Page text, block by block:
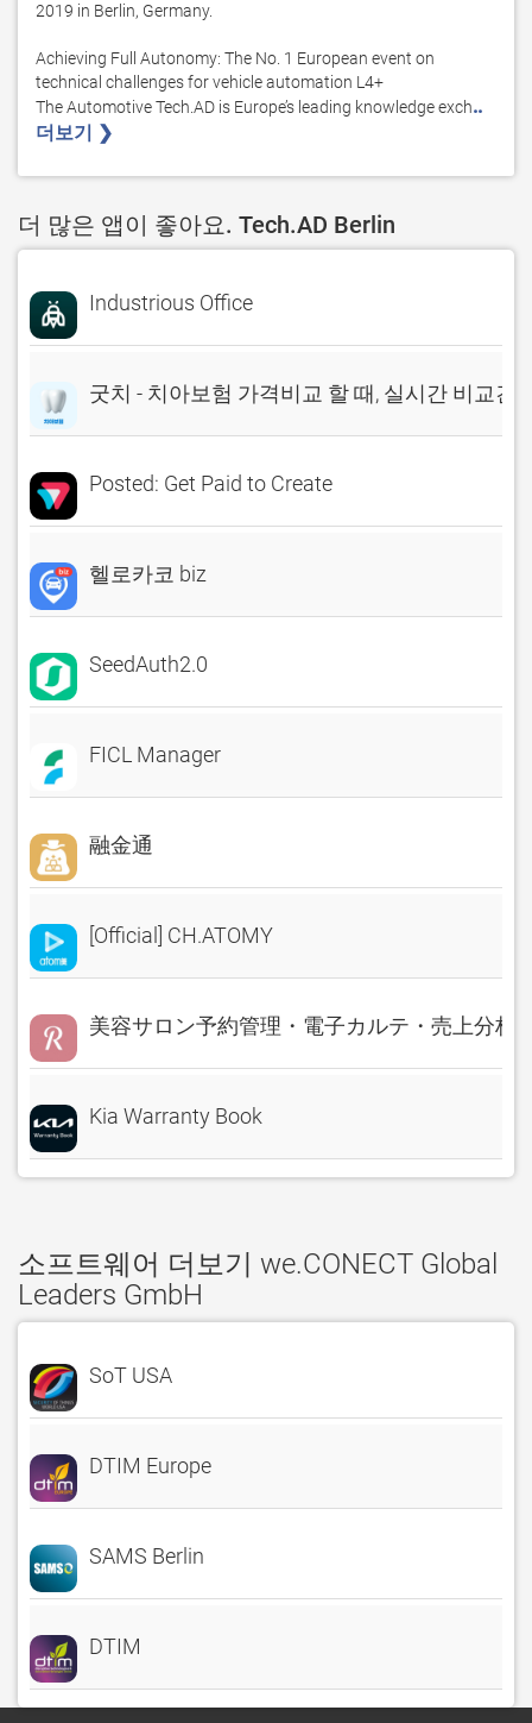
2019 in Berlin, Germany.
Achieving Full Autonomy: The No. 1 European event on
technical challenges for vehicle automation L4+
The Automotive Tech.AD is Europe’s leading knowledge exch..
더보기 ❯
더 많은 앱이 좋아요. Tech.AD Berlin
Industrious Office
굿치 - 치아보험 가격비교 할 때, 실시간 비교견
Posted: Get Paid to Create
헬로카코 biz
SeedAuth2.0
FICL Manager
融金通
[Official] CH.ATOMY
美容サロン予約管理・電子カルテ・売上分析
Kia Warranty Book
소프트웨어 더보기 we.CONECT Global
Leaders GmbH
SoT USA
DTIM Europe
SAMS Berlin
DTIM